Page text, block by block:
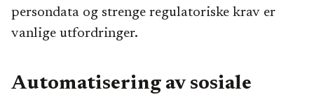
persondata og strenge regulatoriske krav er
vanlige utfordringer.
Automatisering av sosiale